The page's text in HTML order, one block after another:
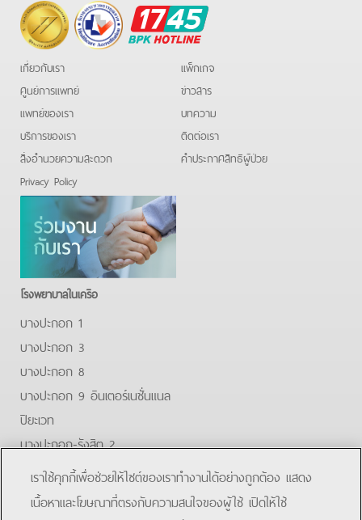
BPK
Hotline
เกี่ยวกับเรา
ศูนย์การแพทย์
แพทย์ของเรา
บริการของเรา
สิ่งอำนวยความสะดวก
Privacy Policy
แพ็กเกจ
ข่าวสาร
บทความ
ติดต่อเรา
คําประกาศสิทธิผู้ป่วย
โรงพยาบาลในเครือ
บางปะกอก 1
บางปะกอก 3
บางปะกอก 8
บางปะกอก 9 อินเตอร์เนชั่นแนล
ปิยะเวท
บางปะกอก-รังสิต 2
บางปะกอกสมุทรปราการ
FacebookYoutubeLine
เราใช้คุกกี้เพื่อช่วยให้ไซต์ของเราทำงานได้อย่างถูกต้อง แสดง
เนื้อหาและโฆษณาที่ตรงกับความสนใจของผู้ใช้ เปิดให้ใช้